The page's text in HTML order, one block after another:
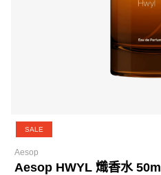
SALE
Aesop
Aesop HWYL 熾香水 50ml